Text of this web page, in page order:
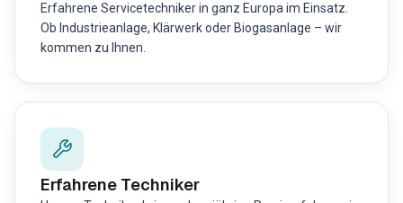
Erfahrene Servicetechniker in ganz Europa im Einsatz.
Ob Industrieanlage, Klärwerk oder Biogasanlage – wir
kommen zu Ihnen.
Erfahrene Techniker